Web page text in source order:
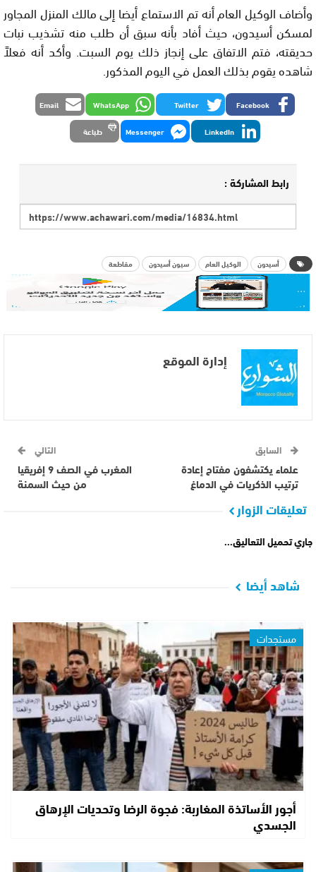
وأضاف الوكيل العام أنه تم الاستماع أيضا إلى مالك المنزل المجاور
لمسكن أسيدون، حيث أفاد بأنه سبق أن طلب منه تشذيب نبات
حديقته، فتم الاتفاق على إنجاز ذلك يوم السبت. وأكد أنه فعلاً
شاهده يقوم بذلك العمل في اليوم المذكور.
Facebook
Twitter
WhatsApp
Email
LinkedIn
Messenger طباعة
رابط المشاركة :
أسيدون الوكيل العام سيون أسيدون مقاطعة
إدارة الموقع
السابق
علماء يكتشفون مفتاح إعادة
ترتيب الذكريات في الدماغ
التالي
المغرب في الصف 9 إفريقيا
من حيث السمنة
تعليقات الزوار
جاري تحميل التعاليق...
شاهد أيضا
مستجدات
أجور الأساتذة المغاربة: فجوة الرضا وتحديات الإرهاق
الجسدي